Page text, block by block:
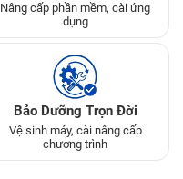
Nâng cấp phần mềm, cài ứng
dụng
Bảo Dưỡng Trọn Đời
Vệ sinh máy, cài nâng cấp
chương trình